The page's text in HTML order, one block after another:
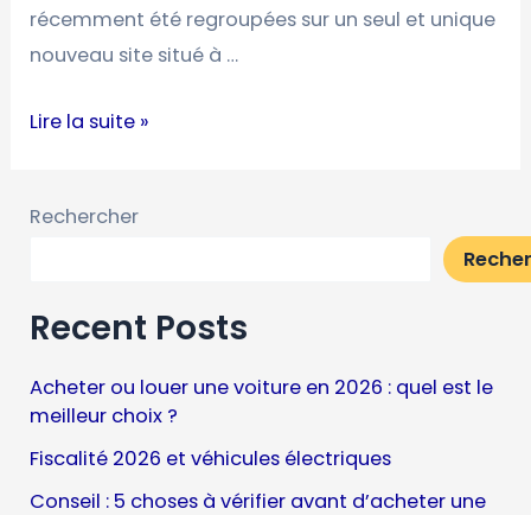
récemment été regroupées sur un seul et unique
nouveau site situé à …
Lire la suite »
Rechercher
Recent Posts
Acheter ou louer une voiture en 2026 : quel est le
meilleur choix ?
Fiscalité 2026 et véhicules électriques
Conseil : 5 choses à vérifier avant d’acheter une